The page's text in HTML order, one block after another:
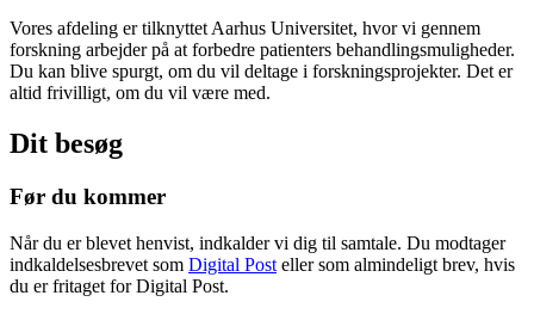
Vores afdeling er tilknyttet Aarhus Universitet, hvor vi gennem
forskning arbejder på at forbedre patienters behandlingsmuligheder.
Du kan blive spurgt, om du vil deltage i forskningsprojekter. Det er
altid frivilligt, om du vil være med.
Dit besøg
Før du kommer
Når du er blevet henvist, indkalder vi dig til samtale. Du modtager
indkaldelsesbrevet som Digital Post eller som almindeligt brev, hvis
du er fritaget for Digital Post.